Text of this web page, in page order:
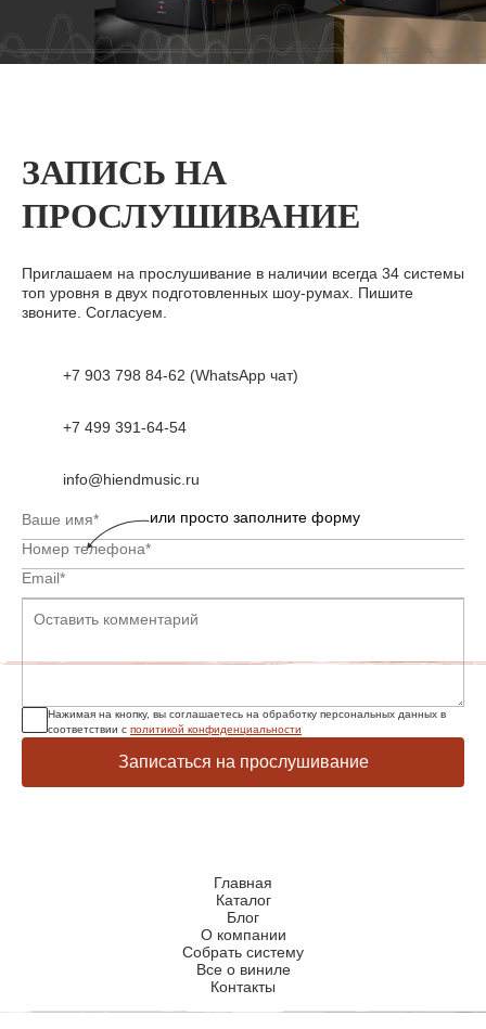
ЗАПИСЬ НА
ПРОСЛУШИВАНИЕ
Приглашаем на прослушивание в наличии всегда 34 системы
топ уровня в двух подготовленных шоу-румах. Пишите
звоните. Согласуем.
+7 903 798 84-62 (WhatsApp чат)
+7 499 391-64-54
info@hiendmusic.ru
Нажимая на кнопку, вы соглашаетесь на обработку персональных данных в
соответствии с политикой конфиденциальности
Записаться на прослушивание
или просто заполните форму
Главная
Каталог
Блог
О компании
Собрать систему
Все о виниле
Контакты